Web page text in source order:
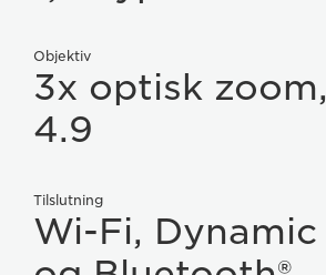
Objektiv
3x optisk
4.9
Tilslutning
Wi-Fi, Dynamic